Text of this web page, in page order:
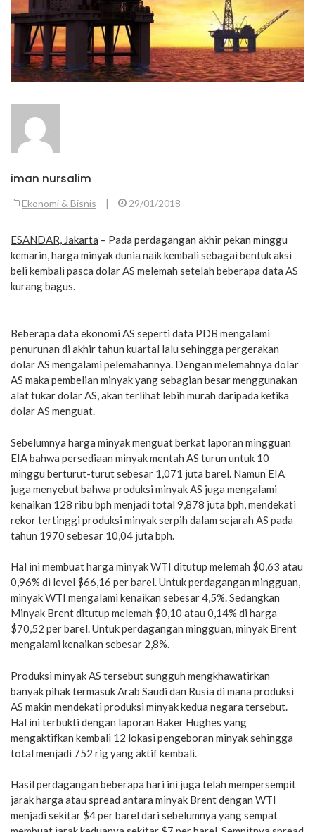
iman nursalim
Ekonomi & Bisnis | 29/01/2018
ESANDAR, Jakarta – Pada perdagangan akhir pekan minggu
kemarin, harga minyak dunia naik kembali sebagai bentuk aksi
beli kembali pasca dolar AS melemah setelah beberapa data AS
kurang bagus.
Beberapa data ekonomi AS seperti data PDB mengalami
penurunan di akhir tahun kuartal lalu sehingga pergerakan
dolar AS mengalami pelemahannya. Dengan melemahnya dolar
AS maka pembelian minyak yang sebagian besar menggunakan
alat tukar dolar AS, akan terlihat lebih murah daripada ketika
dolar AS menguat.
Sebelumnya harga minyak menguat berkat laporan mingguan
EIA bahwa persediaan minyak mentah AS turun untuk 10
minggu berturut-turut sebesar 1,071 juta barel. Namun EIA
juga menyebut bahwa produksi minyak AS juga mengalami
kenaikan 128 ribu bph menjadi total 9,878 juta bph, mendekati
rekor tertinggi produksi minyak serpih dalam sejarah AS pada
tahun 1970 sebesar 10,04 juta bph.
Hal ini membuat harga minyak WTI ditutup melemah $0,63 atau
0,96% di level $66,16 per barel. Untuk perdagangan mingguan,
minyak WTI mengalami kenaikan sebesar 4,5%. Sedangkan
Minyak Brent ditutup melemah $0,10 atau 0,14% di harga
$70,52 per barel. Untuk perdagangan mingguan, minyak Brent
mengalami kenaikan sebesar 2,8%.
Produksi minyak AS tersebut sungguh mengkhawatirkan
banyak pihak termasuk Arab Saudi dan Rusia di mana produksi
AS makin mendekati produksi minyak kedua negara tersebut.
Hal ini terbukti dengan laporan Baker Hughes yang
mengaktifkan kembali 12 lokasi pengeboran minyak sehingga
total menjadi 752 rig yang aktif kembali.
Hasil perdagangan beberapa hari ini juga telah mempersempit
jarak harga atau spread antara minyak Brent dengan WTI
menjadi sekitar $4 per barel dari sebelumnya yang sempat